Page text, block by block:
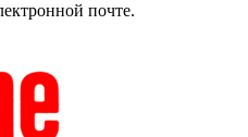
почте.